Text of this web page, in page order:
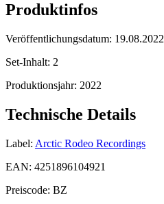
Produktinfos
Veröffentlichungsdatum: 19.08.2022
Set-Inhalt: 2
Produktionsjahr: 2022
Technische Details
Label: Arctic Rodeo Recordings
EAN: 4251896104921
Preiscode: BZ